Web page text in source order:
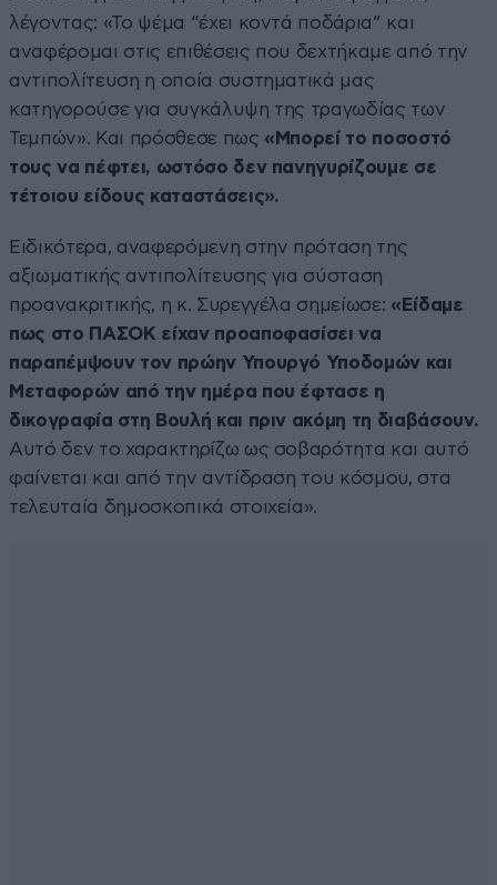
λέγοντας: «Το ψέμα “έχει κοντά ποδάρια” και
αναφέρομαι στις επιθέσεις που δεχτήκαμε από την
αντιπολίτευση η οποία συστηματικά μας
κατηγορούσε για συγκάλυψη της τραγωδίας των
Τεμπών». Και πρόσθεσε πως «Μπορεί το ποσοστό
τους να πέφτει, ωστόσο δεν πανηγυρίζουμε σε
τέτοιου είδους καταστάσεις».
Ειδικότερα, αναφερόμενη στην πρόταση της
αξιωματικής αντιπολίτευσης για σύσταση
προανακριτικής, η κ. Συρεγγέλα σημείωσε: «Είδαμε
πως στο ΠΑΣΟΚ είχαν προαποφασίσει να
παραπέμψουν τον πρώην Υπουργό Υποδομών και
Μεταφορών από την ημέρα που έφτασε η
δικογραφία στη Βουλή και πριν ακόμη τη διαβάσουν.
Αυτό δεν το χαρακτηρίζω ως σοβαρότητα και αυτό
φαίνεται και από την αντίδραση του κόσμου, στα
τελευταία δημοσκοπικά στοιχεία».